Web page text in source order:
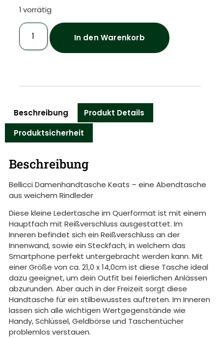
1 vorrätig
In den Warenkorb
Beschreibung
Produkt Details
Produktsicherheit
Beschreibung
Bellicci Damenhandtasche Keats – eine Abendtasche
aus weichem Rindleder
Diese kleine Ledertasche im Querformat ist mit einem
Hauptfach mit Reißverschluss ausgestattet. Im
Inneren befindet sich ein Reißverschluss an der
Innenwand, sowie ein Steckfach, in welchem das
Smartphone perfekt untergebracht werden kann. Mit
einer Größe von ca. 21,0 x 14,0cm ist diese Tasche ideal
dazu geeignet, um dein Outfit bei feierlichen Anlässen
abzurunden. Aber auch in der Freizeit sorgt diese
Handtasche für ein stilbewusstes auftreten. Im Inneren
lassen sich alle wichtigen Wertgegenstände wie
Handy, Schlüssel, Geldbörse und Taschentücher
problemlos verstauen.